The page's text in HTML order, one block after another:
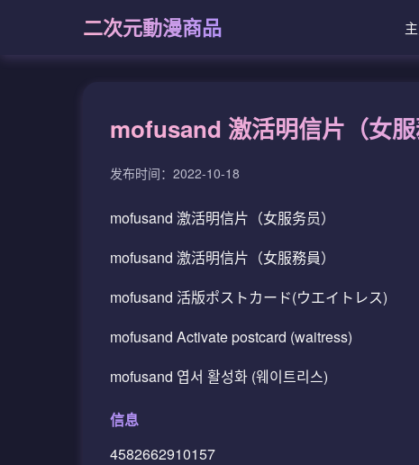
二次元動漫商品
mofusand 激活明信片（女
发布时间：2022-10-18
mofusand 激活明信片（女服务员）
mofusand 激活明信片（女服務員）
mofusand 活版ポストカード(ウエイトレス)
mofusand Activate postcard (waitress)
mofusand 엽서 활성화 (웨이트리스)
信息
4582662910157